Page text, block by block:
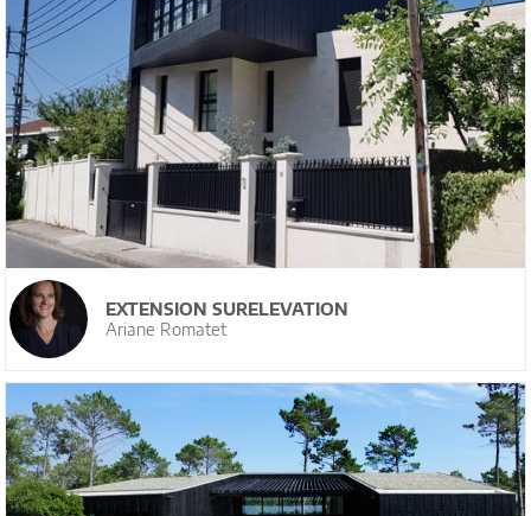
EXTENSION SURELEVATION
Ariane Romatet